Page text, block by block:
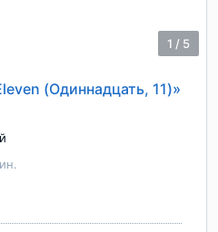
1 / 5
(Одиннадцать, 11)»